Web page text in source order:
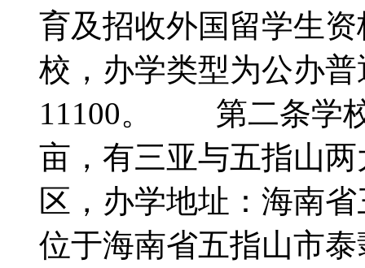
育及招收外国留学生
校，办学类型为公办
11100。 第二条学校
亩，有三亚与五指山
区，办学地址：海南
位于海南省五指山市